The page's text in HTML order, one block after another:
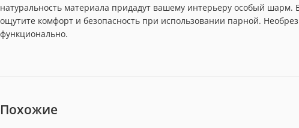
натуральность материала придадут вашему интерьеру особый
ощутите комфорт и безопасность при использовании парной.
функционально.
Похожие